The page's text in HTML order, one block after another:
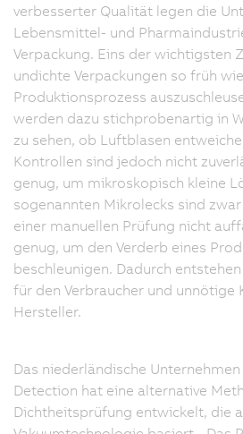
verbesserter Qualität legen die
Lebensmittel- und
Verpackung. Eins der wichtigsten
undichte Verpackungen so früh
Produktionsprozess
werden dazu stichprobenartig in
zu sehen, ob Luftblasen
Kontrollen sind jedoch nicht
genug, um mikroskopisch kleine
sogenannten Mikrolecks sind
einer manuellen Prüfung nicht
genug, um den Verderb eines
beschleunigen. Dadurch
für den Verbraucher und unnötige
Hersteller.
Das niederländische
Detection hat eine alternative
Dichtheitsprüfung entwickelt, die